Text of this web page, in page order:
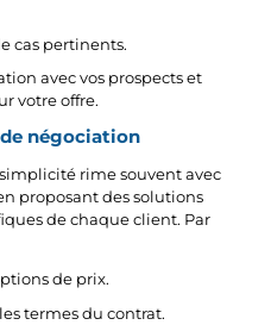
cas pertinents.
avec vos prospects et
votre offre.
négociation
simplicité rime souvent avec
proposant des solutions
de chaque client. Par
de prix.
termes du contrat.